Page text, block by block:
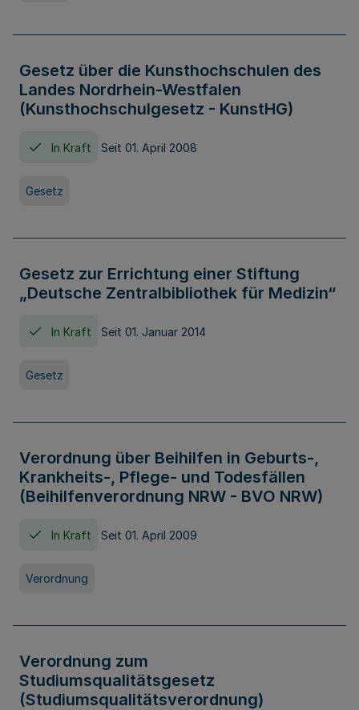
Gesetz über die Kunsthochschulen des
Landes Nordrhein-Westfalen
(Kunsthochschulgesetz - KunstHG)
In Kraft Seit 01. April 2008
Gesetz
Gesetz zur Errichtung einer Stiftung
„Deutsche Zentralbibliothek für Medizin“
In Kraft Seit 01. Januar 2014
Gesetz
Verordnung über Beihilfen in Geburts-,
Krankheits-, Pflege- und Todesfällen
(Beihilfenverordnung NRW - BVO NRW)
In Kraft Seit 01. April 2009
Verordnung
Verordnung zum
Studiumsqualitätsgesetz
(Studiumsqualitätsverordnung)